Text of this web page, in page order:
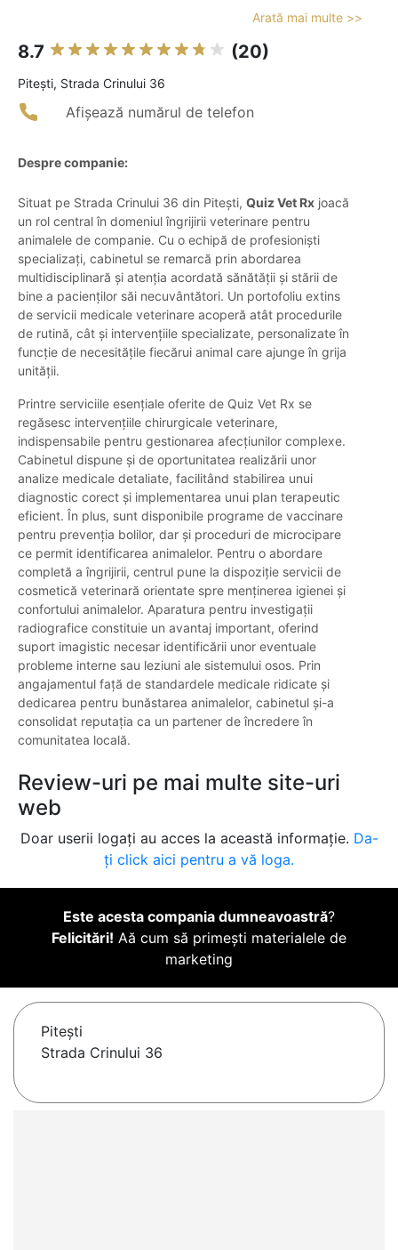
Arată mai multe >>
8.7 (20)
Piteşti, Strada Crinului 36
Afișează numărul de telefon
Despre companie:
Situat pe Strada Crinului 36 din Pitești, Quiz Vet Rx joacă
un rol central în domeniul îngrijirii veterinare pentru
animalele de companie. Cu o echipă de profesioniști
specializați, cabinetul se remarcă prin abordarea
multidisciplinară și atenția acordată sănătății și stării de
bine a pacienților săi necuvântători. Un portofoliu extins
de servicii medicale veterinare acoperă atât procedurile
de rutină, cât și intervențiile specializate, personalizate în
funcție de necesitățile fiecărui animal care ajunge în grija
unității.
Printre serviciile esențiale oferite de Quiz Vet Rx se
regăsesc intervențiile chirurgicale veterinare,
indispensabile pentru gestionarea afecțiunilor complexe.
Cabinetul dispune și de oportunitatea realizării unor
analize medicale detaliate, facilitând stabilirea unui
diagnostic corect și implementarea unui plan terapeutic
eficient. În plus, sunt disponibile programe de vaccinare
pentru prevenția bolilor, dar și proceduri de microcipare
ce permit identificarea animalelor. Pentru o abordare
completă a îngrijirii, centrul pune la dispoziție servicii de
cosmetică veterinară orientate spre menținerea igienei și
confortului animalelor. Aparatura pentru investigații
radiografice constituie un avantaj important, oferind
suport imagistic necesar identificării unor eventuale
probleme interne sau leziuni ale sistemului osos. Prin
angajamentul față de standardele medicale ridicate și
dedicarea pentru bunăstarea animalelor, cabinetul și-a
consolidat reputația ca un partener de încredere în
comunitatea locală.
Review-uri pe mai multe site-uri
web
Doar userii logați au acces la această informație. Da-
ți click aici pentru a vă loga.
Este acesta compania dumneavoastră?
Felicitări! Aă cum să primești materialele de
marketing
Piteşti
Strada Crinului 36